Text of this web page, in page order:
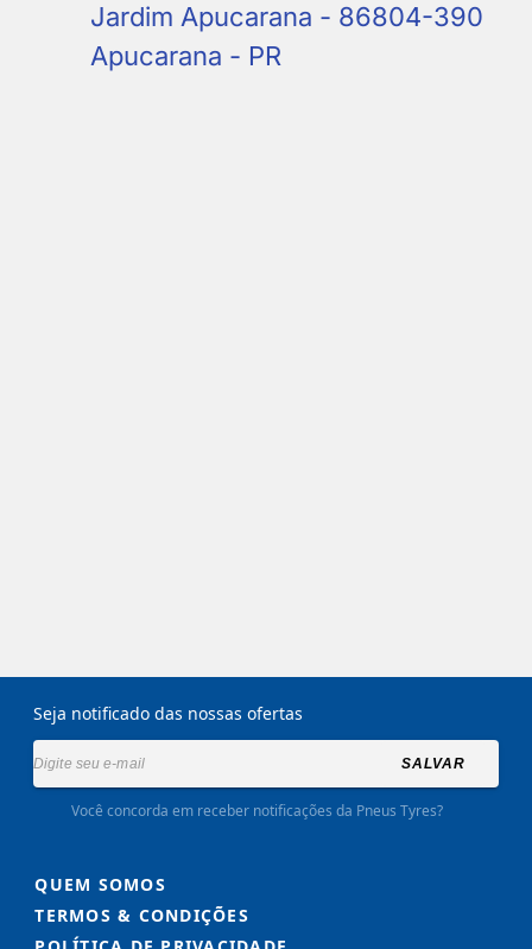
Jardim Apucarana - 86804-390
Apucarana - PR
Seja notificado das nossas ofertas
SALVAR
Você concorda em receber notificações da Pneus Tyres?
QUEM SOMOS
TERMOS & CONDIÇÕES